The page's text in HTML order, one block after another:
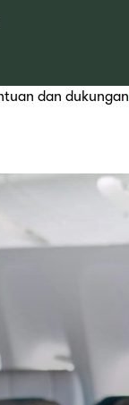
dan dukungan